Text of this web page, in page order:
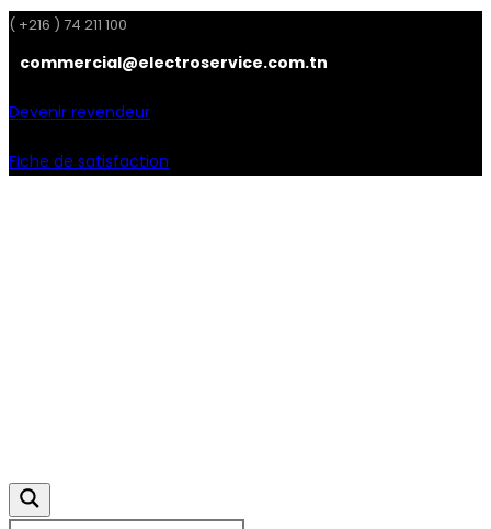
( +216 ) 74 211 100
commercial@electroservice.com.tn
Devenir revendeur
Fiche de satisfaction